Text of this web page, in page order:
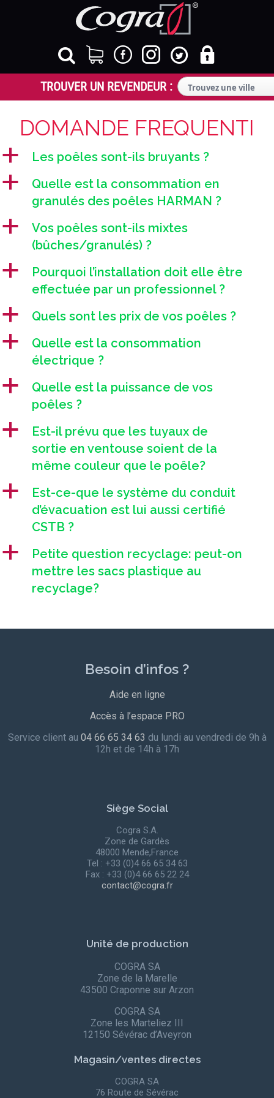
DOMANDE FREQUENTI
a Les poêles sont-ils bruyants ?
a
Quelle est la consommation en
granulés des poêles HARMAN ?
a
Vos poêles sont-ils mixtes
(bûches/granulés) ?
a
Pourquoi l’installation doit elle être
effectuée par un professionnel ?
a Quels sont les prix de vos poêles ?
a
Quelle est la consommation
électrique ?
a
Quelle est la puissance de vos
poêles ?
a
Est-il prévu que les tuyaux de
sortie en ventouse soient de la
même couleur que le poêle?
a
Est-ce-que le système du conduit
d’évacuation est lui aussi certifié
CSTB ?
a
Petite question recyclage: peut-on
mettre les sacs plastique au
recyclage?
Besoin d’infos ?
Aide en ligne
Accès à l’espace PRO
Service client au 04 66 65 34 63 du lundi au vendredi de 9h à
12h et de 14h à 17h
Siège Social
Cogra S.A.
Zone de Gardès
48000 Mende,France
Tel : +33 (0)4 66 65 34 63
Fax : +33 (0)4 66 65 22 24
contact@cogra.fr
Unité de production
COGRA SA
Zone de la Marelle
43500 Craponne sur Arzon
COGRA SA
Zone les Marteliez III
12150 Sévérac d’Aveyron
Magasin/ventes directes
COGRA SA
76 Route de Sévérac